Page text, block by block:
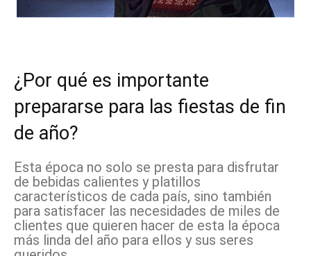
¿Por qué es importante
prepararse para las fiestas de fin
de año?
Esta época no solo se presta para disfrutar
de bebidas calientes y platillos
característicos de cada país, sino también
para satisfacer las necesidades de miles de
clientes que quieren hacer de esta la época
más linda del año para ellos y sus seres